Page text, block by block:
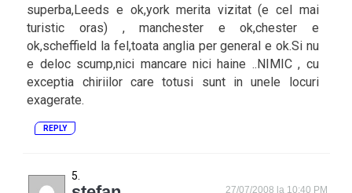
superba,Leeds e ok,york merita vizitat (e cel mai
turistic oras) , manchester e ok,chester e
ok,scheffield la fel,toata anglia per general e ok.Si nu
e deloc scump,nici mancare nici haine ..NIMIC , cu
exceptia chiriilor care totusi sunt in unele locuri
exagerate.
REPLY
27/07/2008 la 10:40 PM